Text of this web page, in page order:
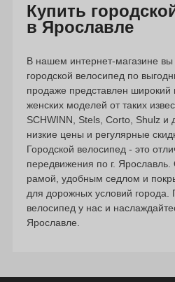
Купить
в Ярославле
В нашем интернет-магазине вы
городской велосипед по
продаже представлен широкий
женских моделей от таких
SCHWINN, Stels, Corto, Shulz и
низкие цены и регулярные
Городской велосипед - это
передвижения по г.
рамой, удобным седлом и
для дорожных условий города.
велосипед у нас и
Ярославле.